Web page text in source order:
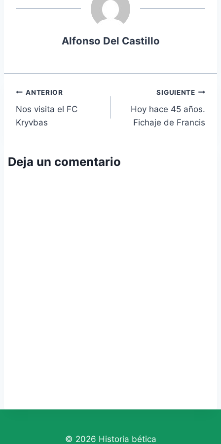
Alfonso Del Castillo
Navegación
de
ANTERIOR
Nos visita el FC
Kryvbas
SIGUIENTE
Hoy hace 45 años.
Fichaje de Francis
Deja un comentario
© 2026 Historia bética